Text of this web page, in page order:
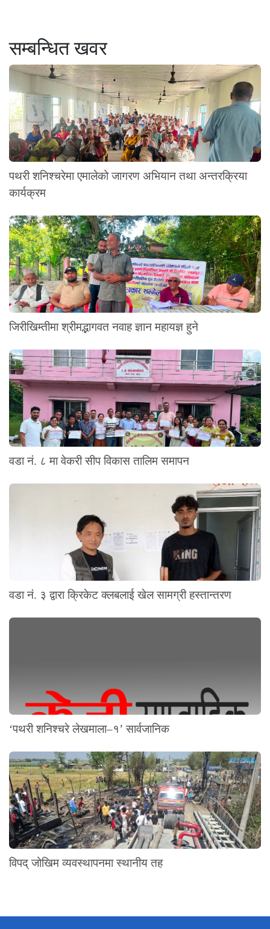
सम्बन्धित खवर
पथरी शनिश्चरेमा एमालेको जागरण अभियान तथा अन्तरक्रिया
कार्यक्रम
जिरीखिम्तीमा श्रीमद्भागवत नवाह ज्ञान महायज्ञ हुने
वडा नं. ८ मा वेकरी सीप विकास तालिम समापन
वडा नं. ३ द्वारा क्रिकेट क्लबलाई खेल सामग्री हस्तान्तरण
‘पथरी शनिश्चरे लेखमाला–१’ सार्वजानिक
विपद् जोखिम व्यवस्थापनमा स्थानीय तह